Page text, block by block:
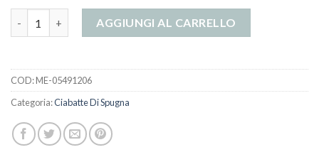
AGGIUNGI AL CARRELLO
COD:ME-05491206
Categoria:Ciabatte Di Spugna